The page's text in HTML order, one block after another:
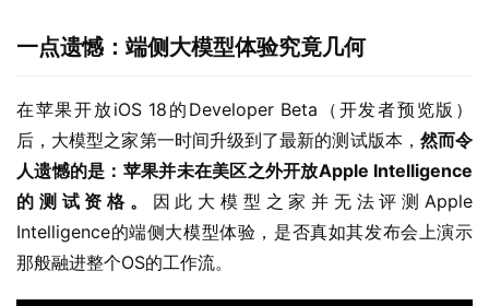
一点遗憾：端侧大模型体验究竟几何
在苹果开放iOS 18的Developer Beta（开发者预览版）
后，大模型之家第一时间升级到了最新的测试版本， 然而令
人遗憾的是：苹果并未在美区之外开放Apple Intelligence
的测试资格。 因此大模型之家并无法评测Apple
Intelligence的端侧大模型体验，是否真如其发布会上演示
那般融进整个OS的工作流。